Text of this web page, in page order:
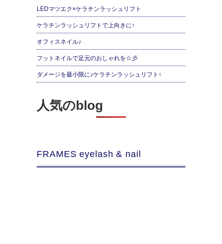
LEDマツエク×ケラチンラッシュリフト
ケラチンラッシュリフトで上向きに↑
オフィスネイル♪
フットネイルで足元のおしゃれを☆彡
ダメージを最小限に♪ケラチンラッシュリフト↑
人気のblog
FRAMES eyelash & nail